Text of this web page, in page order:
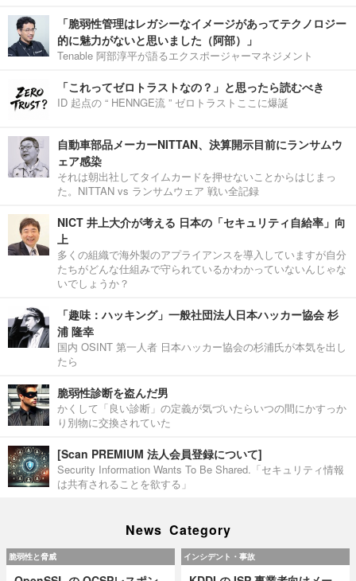
「脆弱性管理はレガシーなイメージがあってテクノロジー
的に魅力がないと思いました（阿部）」
Tenable 阿部淳平が語るエクスポージャーマネジメント
「これってゼロトラストなの？」と思ったら読むべき
ID 起点の “ HENNGE流 ” ゼロトラストここに爆誕
自動車部品メーカーNITTAN、決算開示目前にランサムウ
ェア感染
それは朝出社してタイムカードを押せないことからはじまっ
た。NITTAN vs ランサムウェア 戦い全記録
NICT 井上大介が考える 日本の「セキュリティ自給率」向
上
多くの組織で海外製のアプライアンスを導入していますが自分
たちがどんな仕組みで守られているかわかっていないんじゃな
いでしょうか？
「趣味：ハッキング」一般社団法人日本ハッカー協会 杉
浦 隆幸
国内 OSINT 第一人者 日本ハッカー協会の杉浦氏が本気を出し
たら
脆弱性診断を盗んだ男
かくして「良い診断」の定義が気づいたらいつの間にかすっか
り別物に交換されていた
[Scan PREMIUM 法人会員登録について]
Security Information Wants To Be Shared.「セキュリティ情報
は共有されることを欲する」
News Category
脆弱性と脅威 インシデント・事故